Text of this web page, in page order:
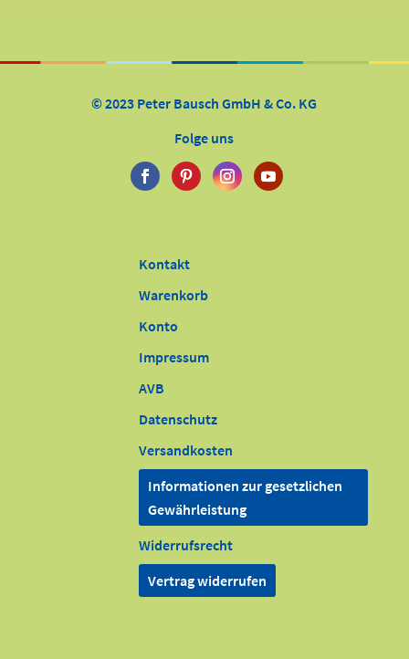
© 2023 Peter Bausch GmbH & Co. KG
Folge uns
Kontakt
Warenkorb
Konto
Impressum
AVB
Datenschutz
Versandkosten
Informationen zur gesetzlichen
Gewährleistung
Widerrufsrecht
Vertrag widerrufen